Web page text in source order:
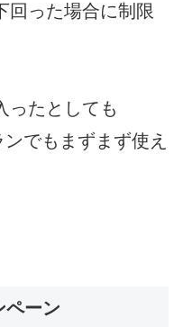
回った場合に制限
ったとしても
でもまずまず使え
ペーン